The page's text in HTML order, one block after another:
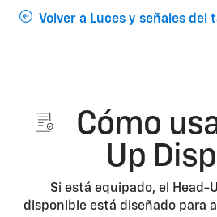
Volver a Luces y señales del
Cómo
Up
Si está equipado, el Head-
disponible está diseñado para